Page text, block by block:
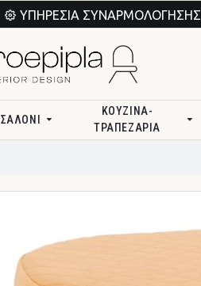
ΥΠΗΡΕΣΊΑ ΣΥΝΑΡΜΟΛΌΓΗΣΗΣ.
ΣΑΛΌΝΙ
ΚΟΥΖΊΝΑ-
ΤΡΑΠΕΖΑΡΊΑ